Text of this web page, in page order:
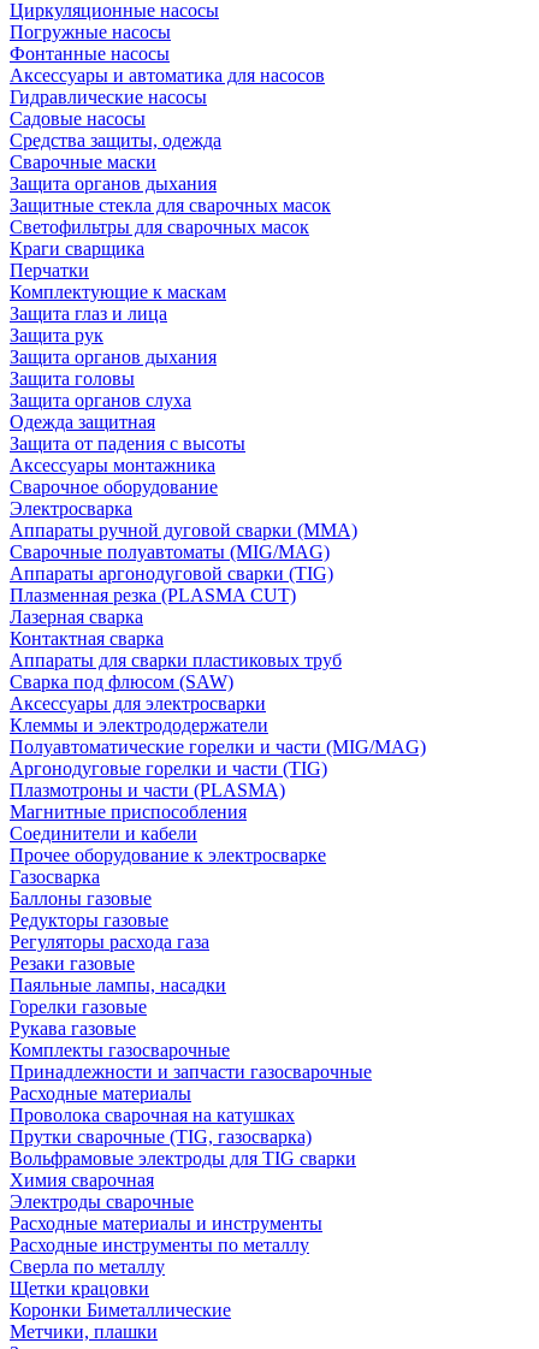
Циркуляционные насосы
Погружные насосы
Фонтанные насосы
Аксессуары и автоматика для насосов
Гидравлические насосы
Садовые насосы
Средства защиты, одежда
Сварочные маски
Защита органов дыхания
Защитные стекла для сварочных масок
Светофильтры для сварочных масок
Краги сварщика
Перчатки
Комплектующие к маскам
Защита глаз и лица
Защита рук
Защита органов дыхания
Защита головы
Защита органов слуха
Одежда защитная
Защита от падения с высоты
Аксессуары монтажника
Сварочное оборудование
Электросварка
Аппараты ручной дуговой сварки (MMA)
Сварочные полуавтоматы (MIG/MAG)
Аппараты аргонодуговой сварки (TIG)
Плазменная резка (PLASMA CUT)
Лазерная сварка
Контактная сварка
Аппараты для сварки пластиковых труб
Сварка под флюсом (SAW)
Аксессуары для электросварки
Клеммы и электрододержатели
Полуавтоматические горелки и части (MIG/MAG)
Аргонодуговые горелки и части (TIG)
Плазмотроны и части (PLASMA)
Магнитные приспособления
Соединители и кабели
Прочее оборудование к электросварке
Газосварка
Баллоны газовые
Редукторы газовые
Регуляторы расхода газа
Резаки газовые
Паяльные лампы, насадки
Горелки газовые
Рукава газовые
Комплекты газосварочные
Принадлежности и запчасти газосварочные
Расходные материалы
Проволока сварочная на катушках
Прутки сварочные (TIG, газосварка)
Вольфрамовые электроды для TIG сварки
Химия сварочная
Электроды сварочные
Расходные материалы и инструменты
Расходные инструменты по металлу
Сверла по металлу
Щетки крацовки
Коронки Биметаллические
Метчики, плашки